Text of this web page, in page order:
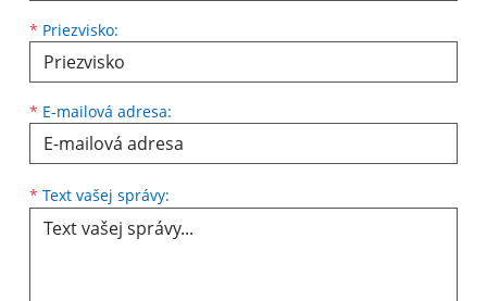
* Priezvisko:
* E-mailová adresa:
* Text vašej správy: